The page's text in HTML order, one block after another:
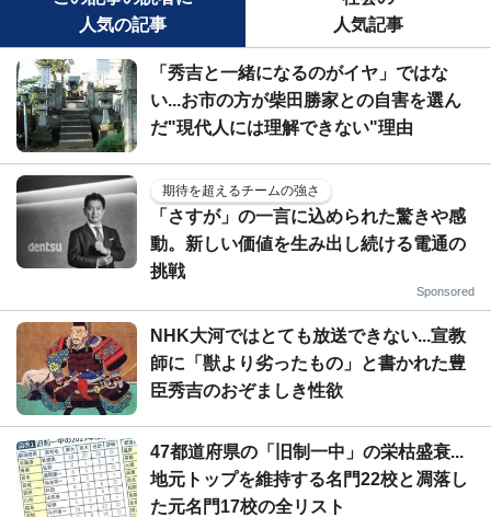
人気の記事
人気記事
「秀吉と一緒になるのがイヤ」ではな
い...お市の方が柴田勝家との自害を選ん
だ"現代人には理解できない"理由
期待を超えるチームの強さ
「さすが」の一言に込められた驚きや感
動。新しい価値を生み出し続ける電通の
挑戦
Sponsored
NHK大河ではとても放送できない...宣教
師に「獣より劣ったもの」と書かれた豊
臣秀吉のおぞましき性欲
47都道府県の「旧制一中」の栄枯盛衰...
地元トップを維持する名門22校と凋落し
た元名門17校の全リスト